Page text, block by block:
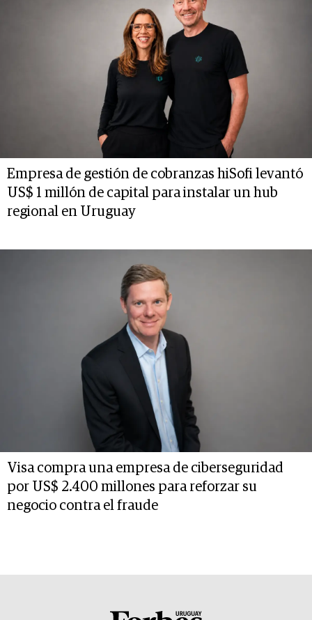
Empresa de gestión de cobranzas hiSofi levantó
US$ 1 millón de capital para instalar un hub
regional en Uruguay
Visa compra una empresa de ciberseguridad
por US$ 2.400 millones para reforzar su
negocio contra el fraude